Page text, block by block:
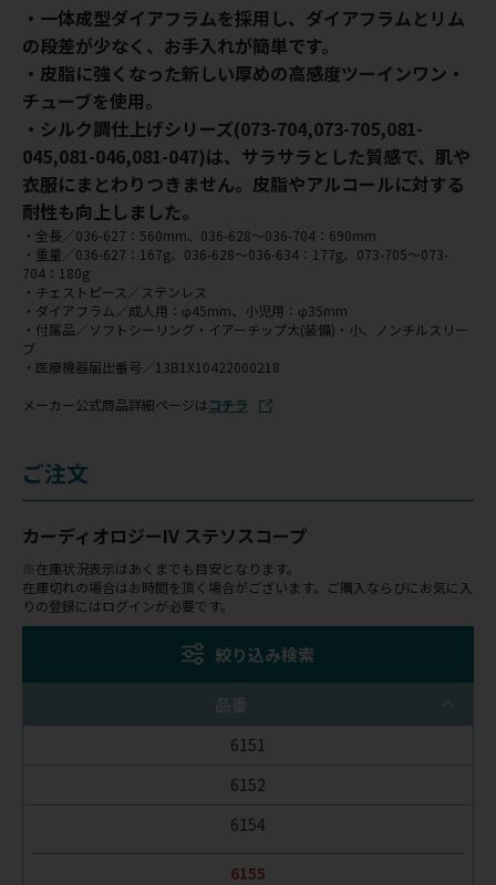
・一体成型ダイアフラムを採用し、ダイアフラムとリム
の段差が少なく、お手入れが簡単です。
・皮脂に強くなった新しい厚めの高感度ツーインワン・
チューブを使用。
・シルク調仕上げシリーズ(073-704,073-705,081-
045,081-046,081-047)は、サラサラとした質感で、肌や
衣服にまとわりつきません。皮脂やアルコールに対する
耐性も向上しました。
・全長／036-627：560mm、036-628～036-704：690mm
・重量／036-627：167g、036-628～036-634：177g、073-705～073-
704：180g
・チェストピース／ステンレス
・ダイアフラム／成人用：φ45mm、小児用：φ35mm
・付属品／ソフトシーリング・イアーチップ大(装備)・小、ノンチルスリー
ブ
・医療機器届出番号／13B1X10422000218
メーカー公式商品詳細ページはコチラ
ご注文
カーディオロジーIV ステソスコープ
※在庫状況表示はあくまでも目安となります。
在庫切れの場合はお時間を頂く場合がございます。ご購入ならびにお気に入
りの登録にはログインが必要です。
絞り込み検索
6151
6152
6154
6155
品番